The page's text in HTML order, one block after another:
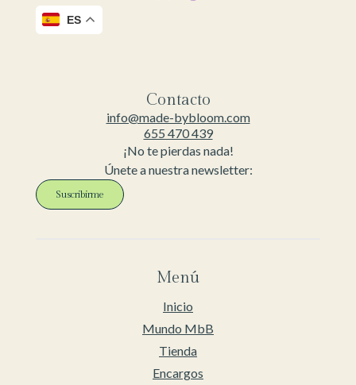
ES
Contacto
info@made-bybloom.com
655 470 439
¡No te pierdas nada!
Únete a nuestra newsletter:
Suscribirme
Menú
Inicio
Mundo MbB
Tienda
Encargos